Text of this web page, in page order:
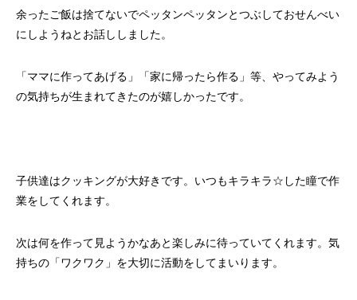
余ったご飯は捨てないでペッタンペッタンとつぶしておせんべい
にしようねとお話ししました。
「ママに作ってあげる」「家に帰ったら作る」等、やってみよう
の気持ちが生まれてきたのが嬉しかったです。
子供達はクッキングが大好きです。いつもキラキラ☆した瞳で作
業をしてくれます。
次は何を作って見ようかなあと楽しみに待っていてくれます。気
持ちの「ワクワク」を大切に活動をしてまいります。